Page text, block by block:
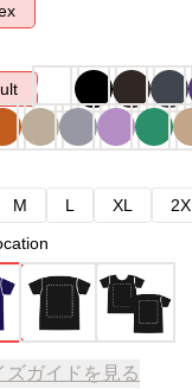
M L XL
ズガイドを見る